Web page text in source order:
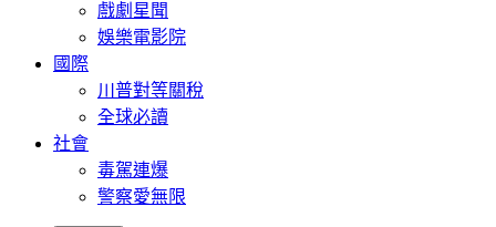
戲劇星聞
娛樂電影院
國際
川普對等關稅
全球必讀
社會
毒駕連爆
警察愛無限